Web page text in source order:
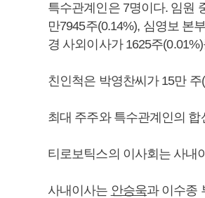
특수관계인은 7명이다. 임원
만7945주(0.14%), 심영보 본
경 사외이사가 1625주
친인척은 박영찬씨가 15만
최대 주주와 특수관계인의 합
티로보틱스의 이사회는 사내
사내이사는 안승욱과 이수종